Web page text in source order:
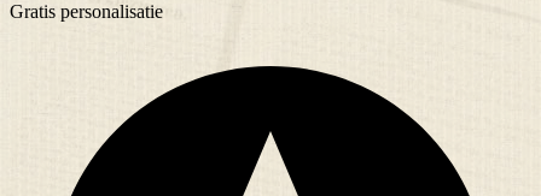
Gratis personalisatie